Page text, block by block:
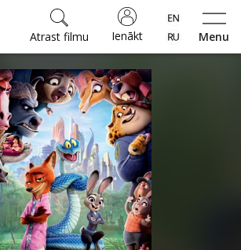
Menu
Ienākt
Atrast filmu